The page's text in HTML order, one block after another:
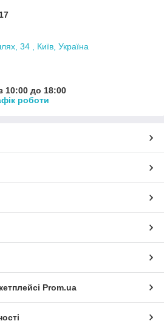
34 , Київ, Україна
10:00 до 18:00
роботи
Prom.ua